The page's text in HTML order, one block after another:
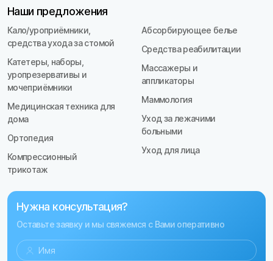
Наши предложения
Кало/уроприёмники,
средства ухода за стомой
Катетеры, наборы,
уропрезервативы и
мочеприёмники
Медицинская техника для
дома
Ортопедия
Компрессионный
трикотаж
Абсорбирующее белье
Средства реабилитации
Массажеры и
аппликаторы
Маммология
Уход за лежачими
больными
Уход для лица
Нужна консультация?
Оставьте заявку и мы свяжемся с Вами оперативно